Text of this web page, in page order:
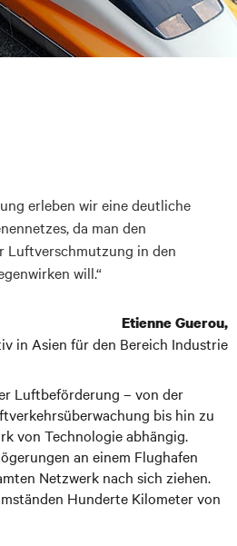
erleben wir eine deutliche
da man den
Luftverschmutzung in den
will.“
Etienne Guerou,
in Asien für den Bereich Industrie
Luftbeförderung – von der
bis hin zu
von Technologie abhängig.
an einem Flughafen
Netzwerk nach sich ziehen.
Hunderte Kilometer von